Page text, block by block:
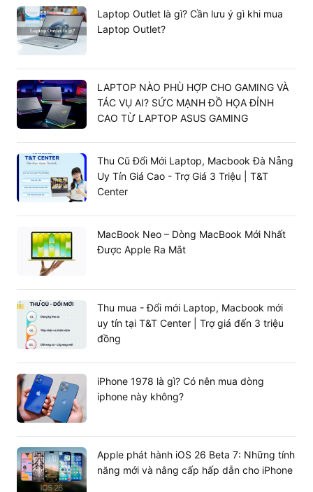
Laptop Outlet là gì? Cần lưu ý gì khi mua
Laptop Outlet?
LAPTOP NÀO PHÙ HỢP CHO GAMING VÀ
TÁC VỤ AI? SỨC MẠNH ĐỒ HỌA ĐỈNH
CAO TỪ LAPTOP ASUS GAMING
Thu Cũ Đổi Mới Laptop, Macbook Đà Nẵng
Uy Tín Giá Cao - Trợ Giá 3 Triệu | T&T
Center
MacBook Neo – Dòng MacBook Mới Nhất
Được Apple Ra Mắt
Thu mua - Đổi mới Laptop, Macbook mới
uy tín tại T&T Center | Trợ giá đến 3 triệu
đồng
iPhone 1978 là gì? Có nên mua dòng
iphone này không?
Apple phát hành iOS 26 Beta 7: Những tính
năng mới và nâng cấp hấp dẫn cho iPhone